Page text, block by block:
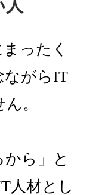
人
ったく
ながらIT
。
から」と
人材とし